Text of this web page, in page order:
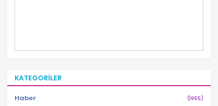
KATEGORILER
Haber (1955)